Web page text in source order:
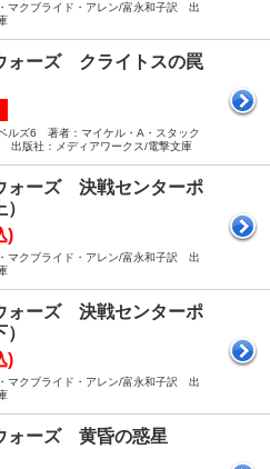
マクブライド・アレン/富永和子訳 出
ォーズ クライトスの罠
ルズ6 著者：マイケル・A・スタック
出版社：メディアワークス/電撃文庫
ォーズ 決戦センターポ
)
マクブライド・アレン/富永和子訳 出
ォーズ 決戦センターポ
)
マクブライド・アレン/富永和子訳 出
ォーズ 黄昏の惑星